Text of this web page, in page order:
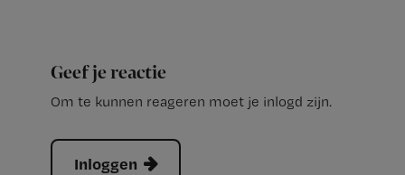
Geef je reactie
Om te kunnen reageren moet je inlogd zijn.
Inloggen